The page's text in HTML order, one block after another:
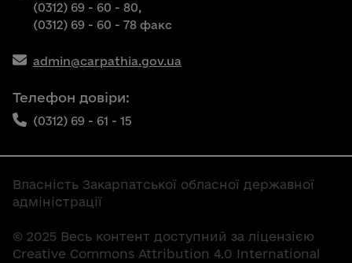
(0312) 69 - 60 - 80,
(0312) 69 - 60 - 78 факс
admin@carpathia.gov.ua
Телефон довіри:
(0312) 69 - 61 - 15
Власність Закарпатської обласної державної
адміністрації
© 2025 Весь контент доступний за ліцензією
Creative Commons Attribution 4.0 International